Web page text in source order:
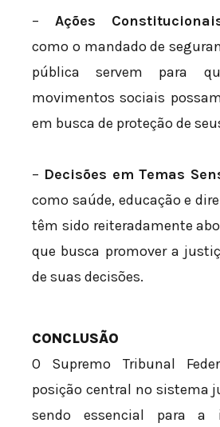
– Ações
como o mandado de
pública servem para
movimentos sociais
em busca de proteção de
– Decisões em Temas
como saúde, educação e
têm sido reiteradamente
que busca promover a
de suas decisões.
CONCLUSÃO
O Supremo Tribunal
posição central no sistema
sendo essencial para a